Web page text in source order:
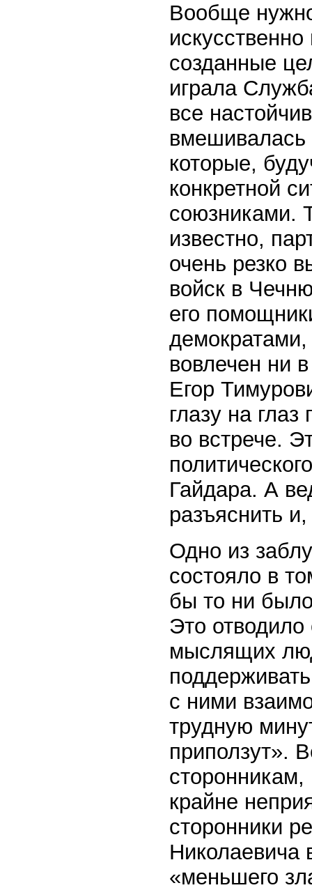
Вообще
созданные
играла
все
вмешивалась
которые,
конкретной
союзниками.
известно,
очень резко
войск в
его
вовлечен ни
Егор
глазу на
во встрече.
Гайдара. А
разъяснить
Одно из
состояло в
бы то ни
Это отводило
мыслящих
с ними
трудную
приползут».
сторонникам,
крайне
сторонники
Николаевича
«меньшего